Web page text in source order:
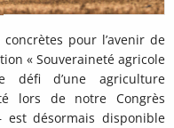
pour l’avenir de
« Souveraineté agricole
défi d’une agriculture
lors de notre Congrès
est désormais disponible